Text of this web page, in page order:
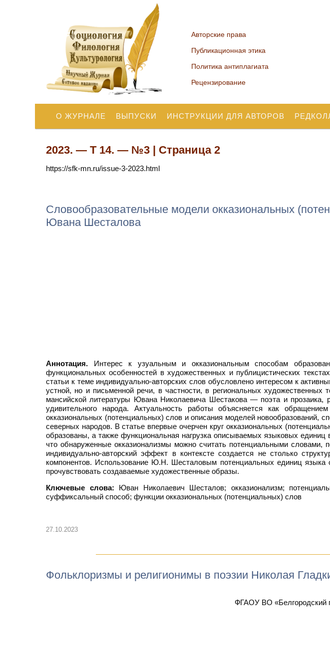
Авторские права
Публикационная этика
Политика антиплагиата
Рецензирование
О ЖУРНАЛЕ ВЫПУСКИ ИНСТРУКЦИИ ДЛЯ АВТОРОВ
2023. — Т 14. — №3 | Страница 2
https://sfk-mn.ru/issue-3-2023.html
Словообразовательные модели окказиональных
Ювана Шесталова
Аннотация. Интерес к узуальным и окказиональным способам
функциональных особенностей в художественных и публицистических
статьи к теме индивидуально-авторских слов обусловлено интересом к
устной, но и письменной речи, в частности, в региональных
мансийской литературы Ювана Николаевича Шестакова — поэта и прозаика,
удивительного народа. Актуальность работы объясняется как
окказиональных (потенциальных) слов и описания моделей
северных народов. В статье впервые очерчен круг окказиональных
образованы, а также функциональная нагрузка описываемых языковых
что обнаруженные окказионализмы можно считать потенциальными
индивидуально-авторский эффект в контексте создается не столько
компонентов. Использование Ю.Н. Шесталовым потенциальных единиц
прочувствовать создаваемые художественные образы.
Ключевые слова: Юван Николаевич Шесталов; окказионализм;
суффиксальный способ; функции окказиональных (потенциальных) слов
27.10.2023
Фольклоризмы и религионимы в поэзии Николая
ФГАОУ ВО «Белгородский